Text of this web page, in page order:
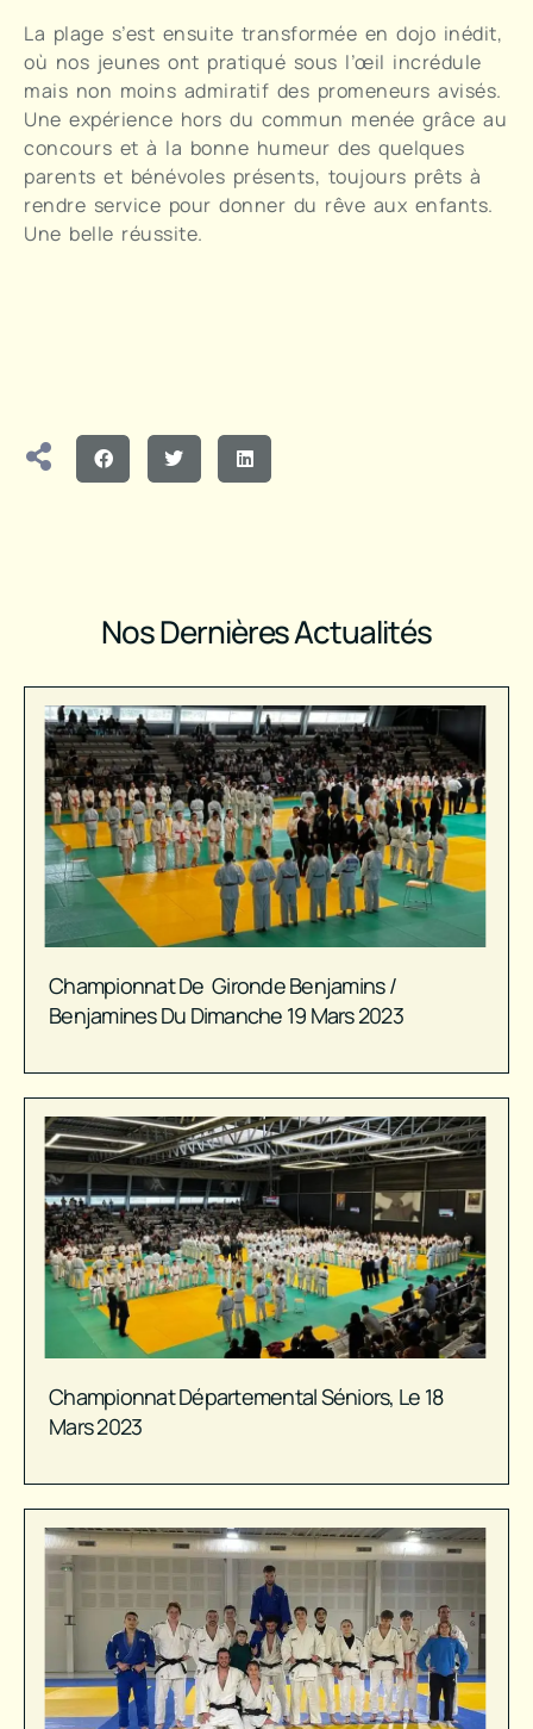
La plage s’est ensuite transformée en dojo inédit,
où nos jeunes ont pratiqué sous l’œil incrédule
mais non moins admiratif des promeneurs avisés.
Une expérience hors du commun menée grâce au
concours et à la bonne humeur des quelques
parents et bénévoles présents, toujours prêts à
rendre service pour donner du rêve aux enfants.
Une belle réussite.
Nos Dernières Actualités
Championnat De Gironde Benjamins /
Benjamines Du Dimanche 19 Mars 2023
Championnat Départemental Séniors, Le 18
Mars 2023